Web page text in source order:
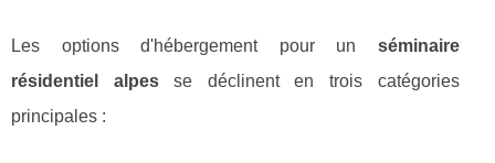
Les options d'hébergement pour un séminaire
résidentiel alpesse déclinent en trois catégories
principales :